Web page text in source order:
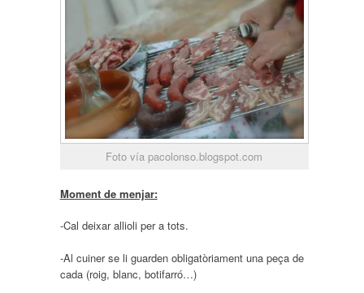
Foto vía pacolonso.blogspot.com
Moment de menjar:
-Cal deixar allioli per a tots.
-Al cuiner se li guarden obligatòriament una peça de
cada (roig, blanc, botifarró…)